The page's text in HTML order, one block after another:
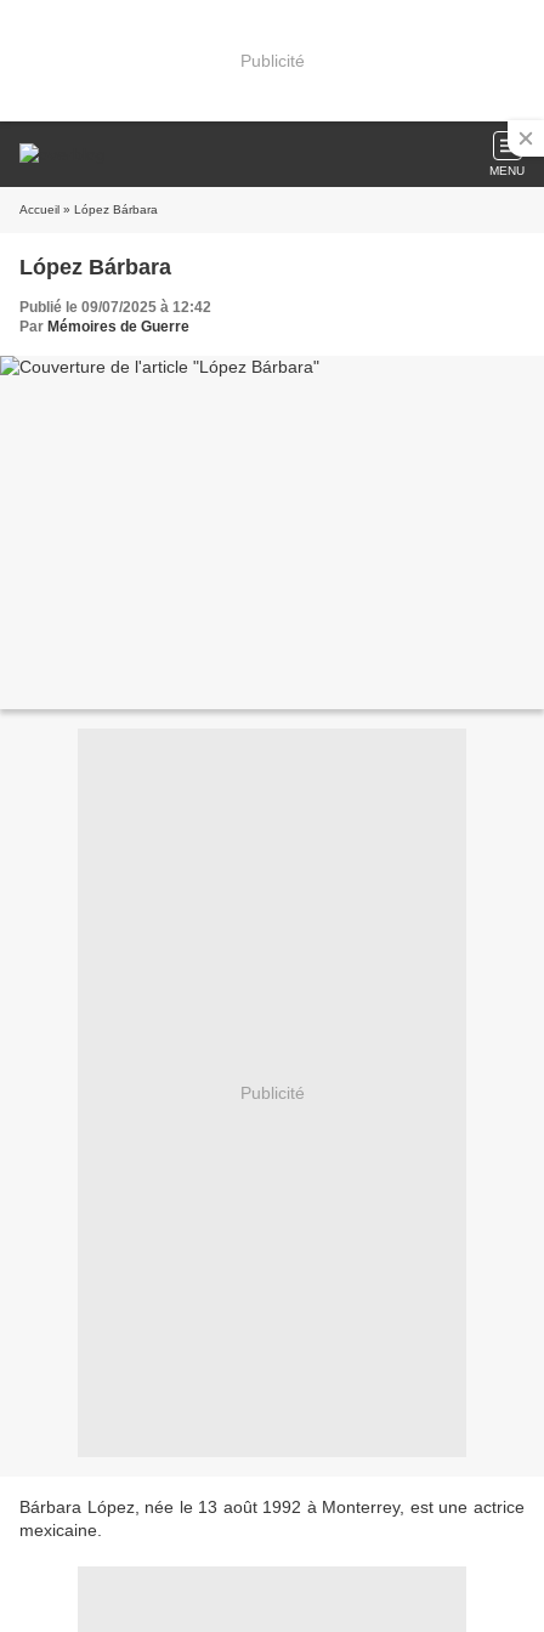
Publicité
MENU
Accueil » López Bárbara
López Bárbara
Publié le 09/07/2025 à 12:42
Par Mémoires de Guerre
Publicité
Bárbara López, née le 13 août 1992 à Monterrey, est une actrice
mexicaine.